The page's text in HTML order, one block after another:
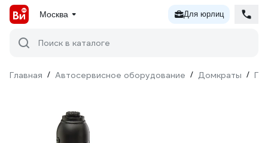
Москва Для юрлиц
Поиск в каталоге
Главная / Автосервисное оборудование / Домкраты /